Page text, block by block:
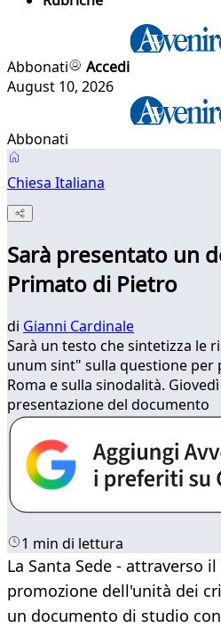
Abbonati
Accedi
August 10, 2026
Abbonati
Chiesa Italiana
Sarà presentato un
Primato di Pietro
di Gianni Cardinale
Sarà un testo che sintetizza le
unum sint" sulla questione per
Roma e sulla sinodalità.
presentazione del documento
1 min di lettura
La Santa Sede - attraverso
promozione dell'unità dei
un documento di studio